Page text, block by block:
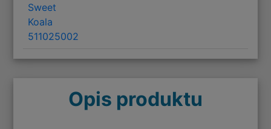
Sweet
Koala
511025002
Opis produktu